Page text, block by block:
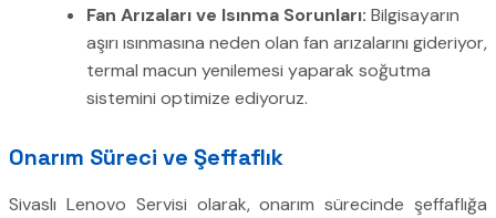
Fan Arızaları ve Isınma Sorunları: Bilgisayarın
aşırı ısınmasına neden olan fan arızalarını gideriyor,
termal macun yenilemesi yaparak soğutma
sistemini optimize ediyoruz.
Onarım Süreci ve Şeffaflık
Sivaslı Lenovo Servisi olarak, onarım sürecinde şeffaflığa